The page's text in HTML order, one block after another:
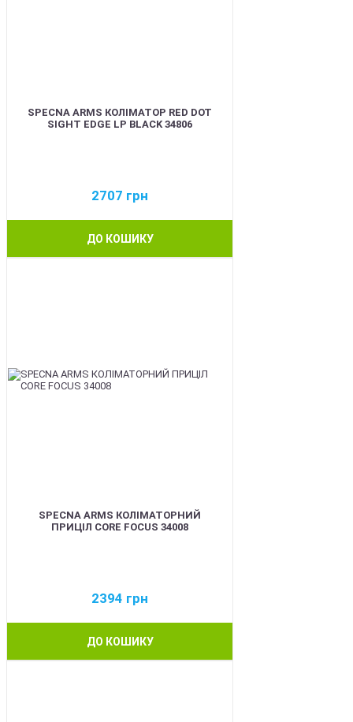
SPECNA ARMS КОЛІМАТОР RED DOT
SIGHT EDGE LP BLACK 34806
2707 грн
ДО КОШИКУ
SPECNA ARMS КОЛІМАТОРНИЙ
ПРИЦІЛ CORE FOCUS 34008
2394 грн
ДО КОШИКУ